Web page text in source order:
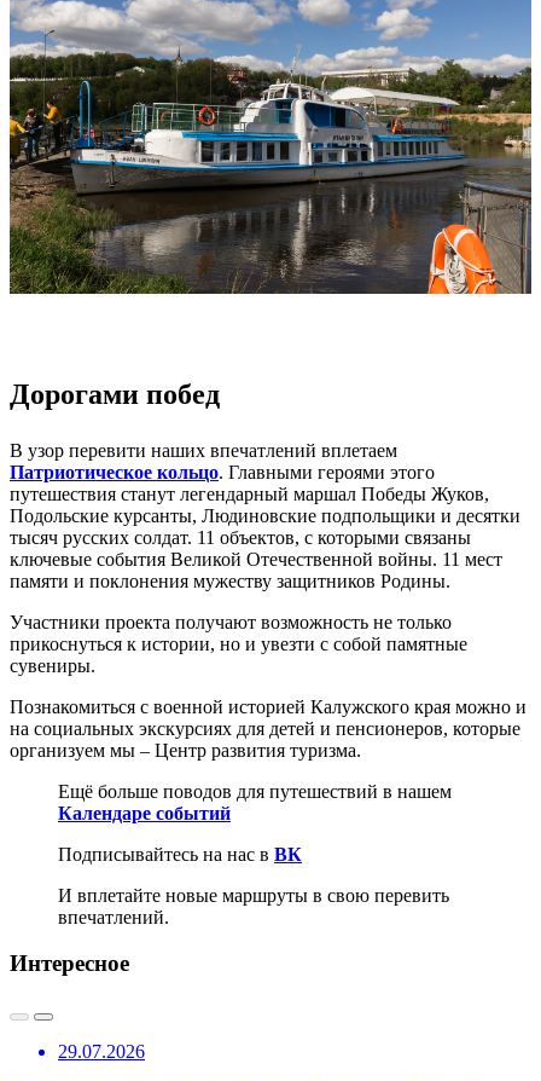
Дорогами побед
В узор перевити наших впечатлений вплетаем
Патриотическое кольцо. Главными героями этого
путешествия станут легендарный маршал Победы Жуков,
Подольские курсанты, Людиновские подпольщики и десятки
тысяч русских солдат. 11 объектов, с которыми связаны
ключевые события Великой Отечественной войны. 11 мест
памяти и поклонения мужеству защитников Родины.
Участники проекта получают возможность не только
прикоснуться к истории, но и увезти с собой памятные
сувениры.
Познакомиться с военной историей Калужского края можно и
на социальных экскурсиях для детей и пенсионеров, которые
организуем мы – Центр развития туризма.
Ещё больше поводов для путешествий в нашем
Календаре событий
Подписывайтесь на нас в ВК
И вплетайте новые маршруты в свою перевить
впечатлений.
Интересное
29.07.2026